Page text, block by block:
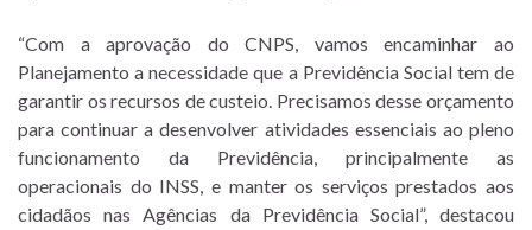
“Com a aprovação do CNPS, vamos encaminhar ao
Planejamento a necessidade que a Previdência Social tem de
garantir os recursos de custeio. Precisamos desse orçamento
para continuar a desenvolver atividades essenciais ao pleno
funcionamento da Previdência, principalmente as
operacionais do INSS, e manter os serviços prestados aos
cidadãos nas Agências da Previdência Social”, destacou